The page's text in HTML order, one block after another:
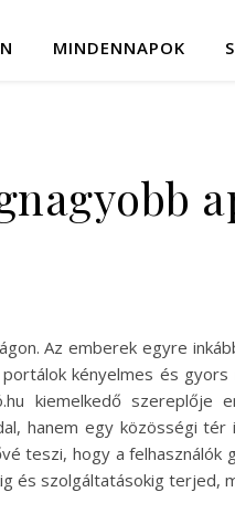
MINDENNAPOK
Az emberek egyre
kényelmes és
kiemelkedő szereplője
hanem egy közösségi tér
teszi, hogy a felhasználók
és szolgáltatásokig terjed,